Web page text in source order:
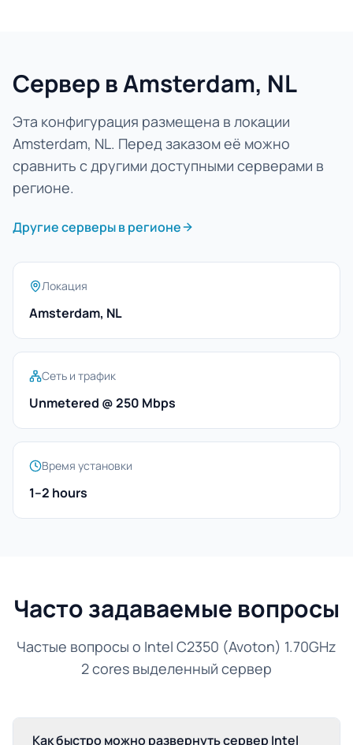
Сервер в Amsterdam, NL
Эта конфигурация размещена в локации
Amsterdam, NL. Перед заказом её можно
сравнить с другими доступными серверами в
регионе.
Другие серверы в регионе
Локация
Amsterdam, NL
Сеть и трафик
Unmetered @ 250 Mbps
Время установки
1–2 hours
Часто задаваемые вопросы
Частые вопросы о Intel C2350 (Avoton) 1.70GHz
2 cores выделенный сервер
Как быстро можно развернуть сервер Intel